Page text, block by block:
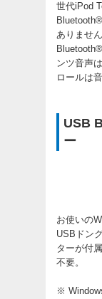
世代iPod
ありませ
ンツ音声
ロールは
USB
ー
お使いの
USBドン
ターが付
不要。
※